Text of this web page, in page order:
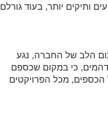
ותיקים יותר, בעוד גורלם
הלב של החברה, נגע
כי במקום שכספם
הכספים, מכל הפרויקטים